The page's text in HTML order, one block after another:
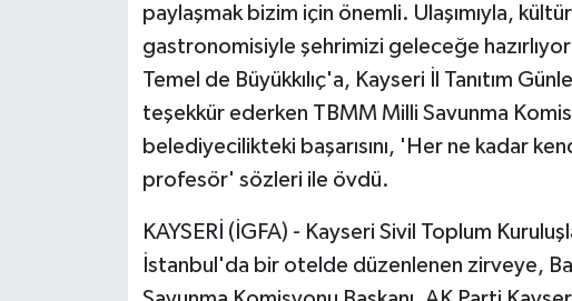
paylaşmak bizim için önemli. Ulaşımıyla,
gastronomisiyle şehrimizi geleceğe
Temel de Büyükkılıç'a, Kayseri İl Tanıtım
teşekkür ederken TBMM Milli Savunma
belediyecilikteki başarısını, 'Her ne kadar
profesör' sözleri ile övdü.
KAYSERİ (İGFA) - Kayseri Sivil Toplum
İstanbul'da bir otelde düzenlenen zirveye,